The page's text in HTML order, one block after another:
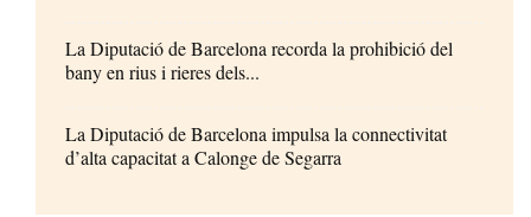
La Diputació de Barcelona recorda la prohibició del
bany en rius i rieres dels...
La Diputació de Barcelona impulsa la connectivitat
d’alta capacitat a Calonge de Segarra